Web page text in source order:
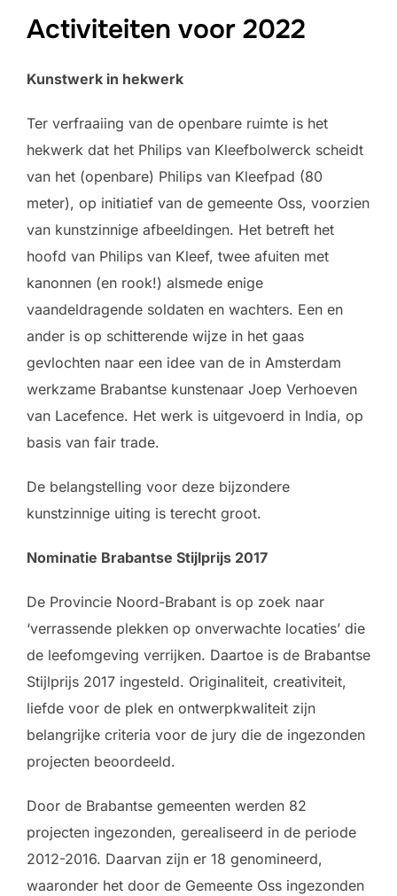
Activiteiten voor 2022
Kunstwerk in hekwerk
Ter verfraaiing van de openbare ruimte is het
hekwerk dat het Philips van Kleefbolwerck scheidt
van het (openbare) Philips van Kleefpad (80
meter), op initiatief van de gemeente Oss, voorzien
van kunstzinnige afbeeldingen. Het betreft het
hoofd van Philips van Kleef, twee afuiten met
kanonnen (en rook!) alsmede enige
vaandeldragende soldaten en wachters. Een en
ander is op schitterende wijze in het gaas
gevlochten naar een idee van de in Amsterdam
werkzame Brabantse kunstenaar Joep Verhoeven
van Lacefence. Het werk is uitgevoerd in India, op
basis van fair trade.
De belangstelling voor deze bijzondere
kunstzinnige uiting is terecht groot.
Nominatie Brabantse Stijlprijs 2017
De Provincie Noord-Brabant is op zoek naar
‘verrassende plekken op onverwachte locaties’ die
de leefomgeving verrijken. Daartoe is de Brabantse
Stijlprijs 2017 ingesteld. Originaliteit, creativiteit,
liefde voor de plek en ontwerpkwaliteit zijn
belangrijke criteria voor de jury die de ingezonden
projecten beoordeeld.
Door de Brabantse gemeenten werden 82
projecten ingezonden, gerealiseerd in de periode
2012-2016. Daarvan zijn er 18 genomineerd,
waaronder het door de Gemeente Oss ingezonden